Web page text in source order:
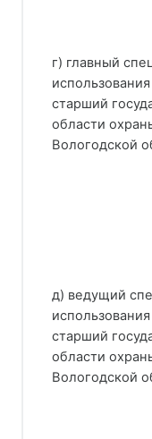
г) главный
старший
области
Вологодской
д) ведущий
старший
области
Вологодской